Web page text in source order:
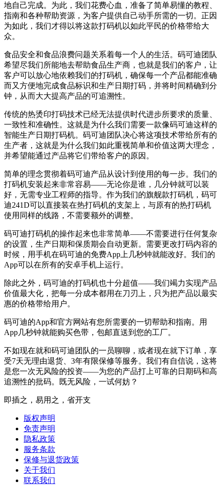
地自己完成。为此，我们花费心血，准备了简单易懂的教程、
指南和各种帮助资源，为客户提供自己动手所需的一切。正因
为如此，我们才得以将这款打码机以如此平民的价格带给大
众。
食品安全和食品浪费问题关系着每一个人的生活。码可迪团队
希望尽我们所能地去帮助食品生产商，也就是我们的客户，让
客户可以放心地依赖我们的打码机，确保每一个产品都能准确
而又方便地完成食品标识和生产日期打码，并将时间精确到分
钟，从而大大提高产品的可追溯性。
传统的热烫印打码技术已经无法提供时代进步所要求的质量、
一致性和准确性。这就是为什么我们需要一款像码可迪这样的
智能生产日期打码机。码可迪团队决心将这项技术带给所有的
生产者，这就是为什么我们如此重视简单和价值这两大理念，
并希望能通过产品将它们带给客户的原因。
简单的理念贯彻着码可迪产品从设计到使用的每一步。我们的
打码机安装起来非常容易——无论你是谁，几分钟就可以装
好，无需专业工程师的指导。作为我们的旗舰款打码机，码可
迪241D可以直接装在热打码机的支架上，与原有的热打码机
使用同样的线路，不需要额外的调整。
码可迪打码机的操作起来也非常简单——不需要进行任何复杂
的设置，生产日期和保质期会自动更新。需要更改打码内容的
时候，用手机在码可迪的免费App上几秒钟就能改好。我们的
App可以在所有的安卓手机上运行。
除此之外，码可迪的打码机也十分超值——我们竭力实现产品
价值最大化，把每一分成本都用在刀刃上，只为把产品以最实
惠的价格带给用户。
码可迪的App和官方网站有您所需要的一切帮助和指南。用
App几秒钟就能购买色带，包邮直送到您的工厂。
不如现在就和码可迪团队的一员聊聊，或者现在就下订单，享
受7天无理由退货、3年有限保修等服务。我们有自信说，这将
是您一次无风险的投资——为您的产品打上可靠的日期码和高
追溯性的批码。既无风险，一试何妨？
即插之，易用之，省开支
版权声明
免责声明
隐私政策
服务条款
保修与退货政策
关于我们
联系我们